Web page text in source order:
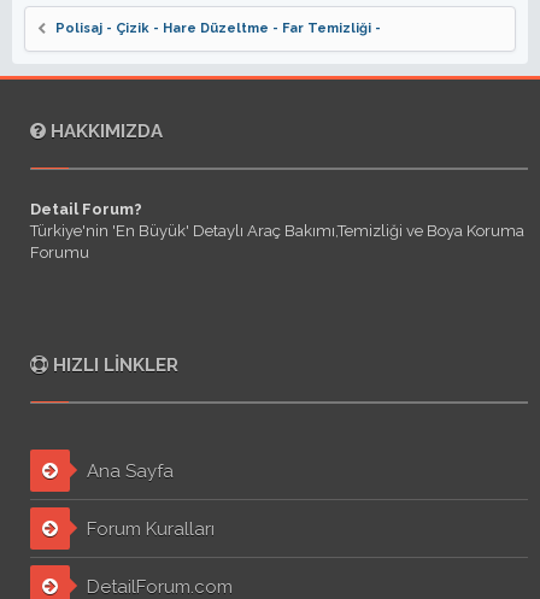
Polisaj - Çizik - Hare Düzeltme - Far Temizliği -
HAKKIMIZDA
Detail Forum?
Türkiye'nin 'En Büyük' Detaylı Araç Bakımı,Temizliği ve Boya Koruma
Forumu
HIZLI LINKLER
Ana Sayfa
Forum Kuralları
DetailForum.com